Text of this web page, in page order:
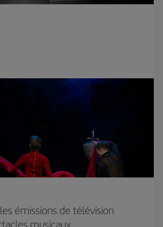
émissions de télévision
musicaux